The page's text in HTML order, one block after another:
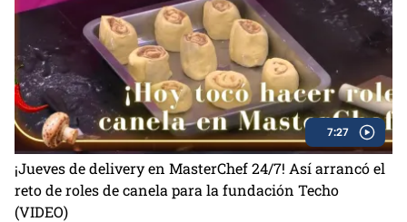
7:27
¡Jueves de delivery en MasterChef 24/7! Así arrancó el
reto de roles de canela para la fundación Techo
(VIDEO)